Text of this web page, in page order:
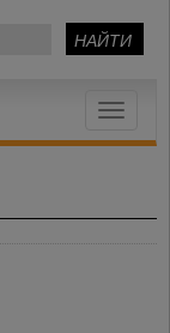
Toggle